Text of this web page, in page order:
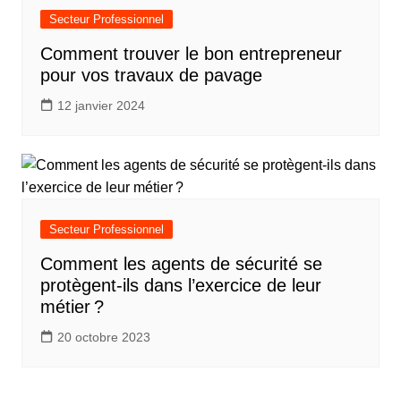
Secteur Professionnel
Comment trouver le bon entrepreneur
pour vos travaux de pavage
12 janvier 2024
Secteur Professionnel
Comment les agents de sécurité se
protègent-ils dans l’exercice de leur
métier ?
20 octobre 2023